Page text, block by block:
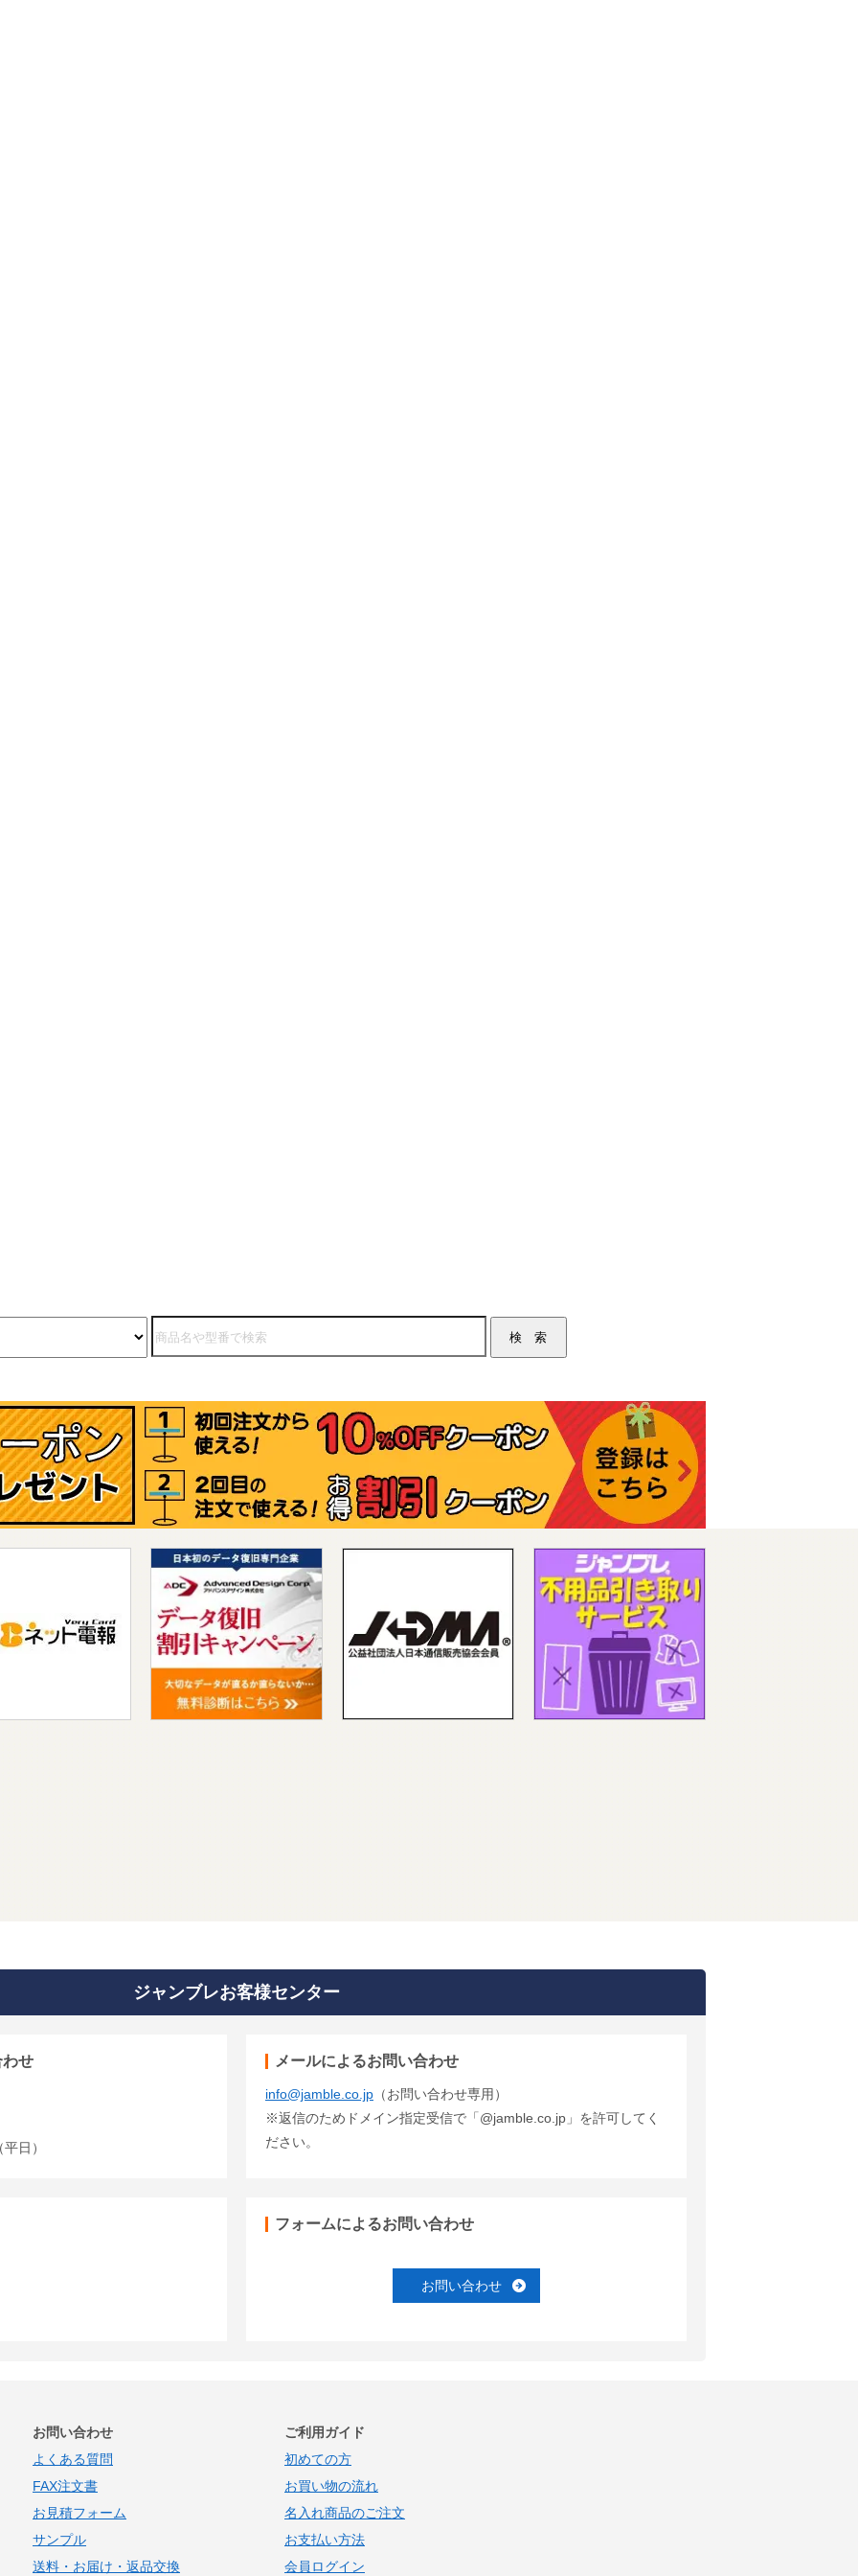
ジャンブレお客様センター
せ
日）
メールによるお問い合わせ
info@jamble.co.jp （お問い合わせ専用）
※返信のためドメイン指定受信で「@jamble.co.jp」を許可してく
ださい。
フォームによるお問い合わせ
お問い合わせ
お問い合わせ
よくある質問
FAX注文書
お見積フォーム
サンプル
送料・お届け・返品交換
ご利用ガイド
初めての方
お買い物の流れ
名入れ商品のご注文
お支払い方法
会員ログイン